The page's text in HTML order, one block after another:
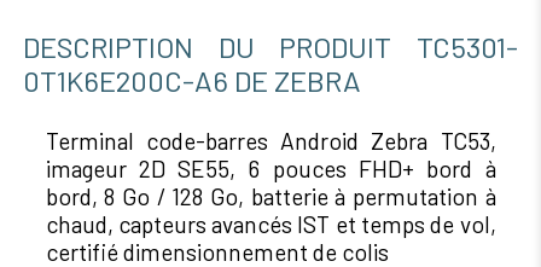
DESCRIPTION DU PRODUIT TC5301-
0T1K6E200C-A6 DE ZEBRA
Terminal code-barres Android Zebra TC53,
imageur 2D SE55, 6 pouces FHD+ bord à
bord, 8 Go / 128 Go, batterie à permutation à
chaud, capteurs avancés IST et temps de vol,
certifié dimensionnement de colis